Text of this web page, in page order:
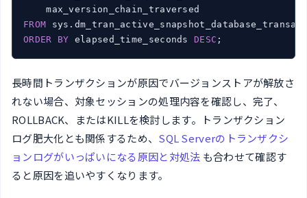
FROM
ORDER
BY elapsed_time_seconds DESC
長時間トランザクションが原因でバージョンストアが解放さ
れない場合、対象セッションの処理内容を確認し、完了、
ROLLBACK、またはKILLを検討します。トランザクション
ログ肥大化とも関係するため、 SQL Serverのトランザクシ
ョンログがいっぱいになる原因と対処法 も合わせて確認す
ると原因を追いやすくなります。